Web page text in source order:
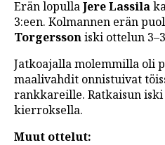
Erän lopullaJere Lassila
3:een. Kolmannen erän
Torgerssoniski ottelun
Jatkoajalla molemmilla oli
maalivahdit onnistuivat
rankkareille. Ratkaisun
kierroksella.
Muut ottelut: